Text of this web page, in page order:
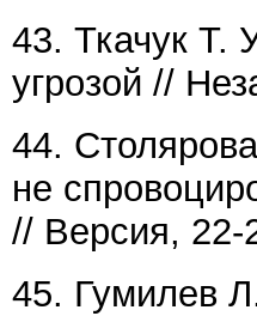
43. Ткачук Т.
угрозой //
44.
не
// Версия,
45. Гумилев